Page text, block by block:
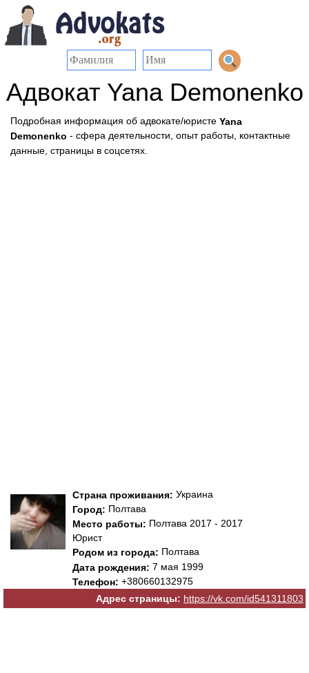
Адвокат Yana Demonenko
Подробная информация об адвокате/юристе Yana
Demonenko - сфера деятельности, опыт работы, контактные
данные, страницы в соцсетях.
Страна проживания: Украина
Город: Полтава
Место работы: Полтава 2017 - 2017
Юрист
Родом из города: Полтава
Дата рождения: 7 мая 1999
Телефон: +380660132975
Адрес страницы: https://vk.com/id541311803